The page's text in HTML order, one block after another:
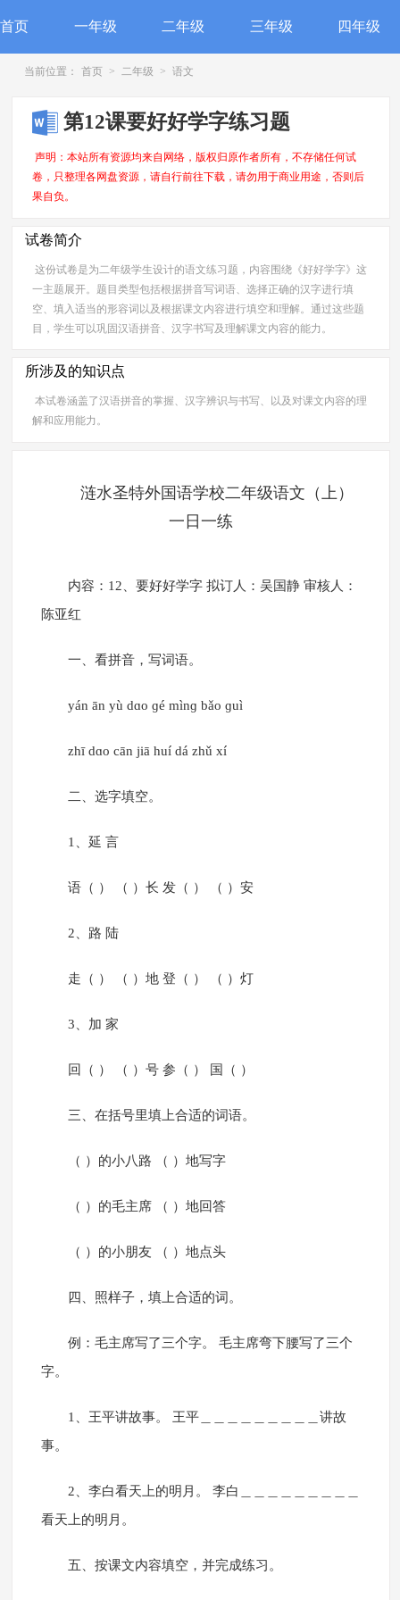
首页 一年级 二年级 三年级 四年级
当前位置： 首页 > 二年级 > 语文
第12课要好好学字练习题
声明：本站所有资源均来自网络，版权归原作者所有，不存储任何试
卷，只整理各网盘资源，请自行前往下载，请勿用于商业用途，否则后
果自负。
试卷简介
这份试卷是为二年级学生设计的语文练习题，内容围绕《好好学字》这
一主题展开。题目类型包括根据拼音写词语、选择正确的汉字进行填
空、填入适当的形容词以及根据课文内容进行填空和理解。通过这些题
目，学生可以巩固汉语拼音、汉字书写及理解课文内容的能力。
所涉及的知识点
本试卷涵盖了汉语拼音的掌握、汉字辨识与书写、以及对课文内容的理
解和应用能力。
涟水圣特外国语学校二年级语文（上）
一日一练
内容：12、要好好学字 拟订人：吴国静 审核人：
陈亚红
一、看拼音，写词语。
yán ān yù dɑo ɡé mìnɡ bǎo ɡuì
zhī dɑo cān jiā huí dá zhǔ xí
二、选字填空。
1、延 言
语（ ） （ ）长 发（ ） （ ）安
2、路 陆
走（ ） （ ）地 登（ ） （ ）灯
3、加 家
回（ ） （ ）号 参（ ） 国（ ）
三、在括号里填上合适的词语。
（ ）的小八路 （ ）地写字
（ ）的毛主席 （ ）地回答
（ ）的小朋友 （ ）地点头
四、照样子，填上合适的词。
例：毛主席写了三个字。 毛主席弯下腰写了三个
字。
1、王平讲故事。 王平＿＿＿＿＿＿＿＿＿讲故
事。
2、李白看天上的明月。 李白＿＿＿＿＿＿＿＿＿
看天上的明月。
五、按课文内容填空，并完成练习。